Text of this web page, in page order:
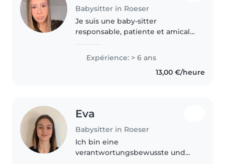
Babysitter in Roeser
Je suis une baby-sitter
responsable, patiente et amicale
garde d'enfants, des tout-petits
aux adolescents. Je parle
couramment l'allemand,
Expérience: > 6 ans
13,00 €/heure
Eva
Babysitter in Roeser
Ich bin eine
verantwortungsbewusste und